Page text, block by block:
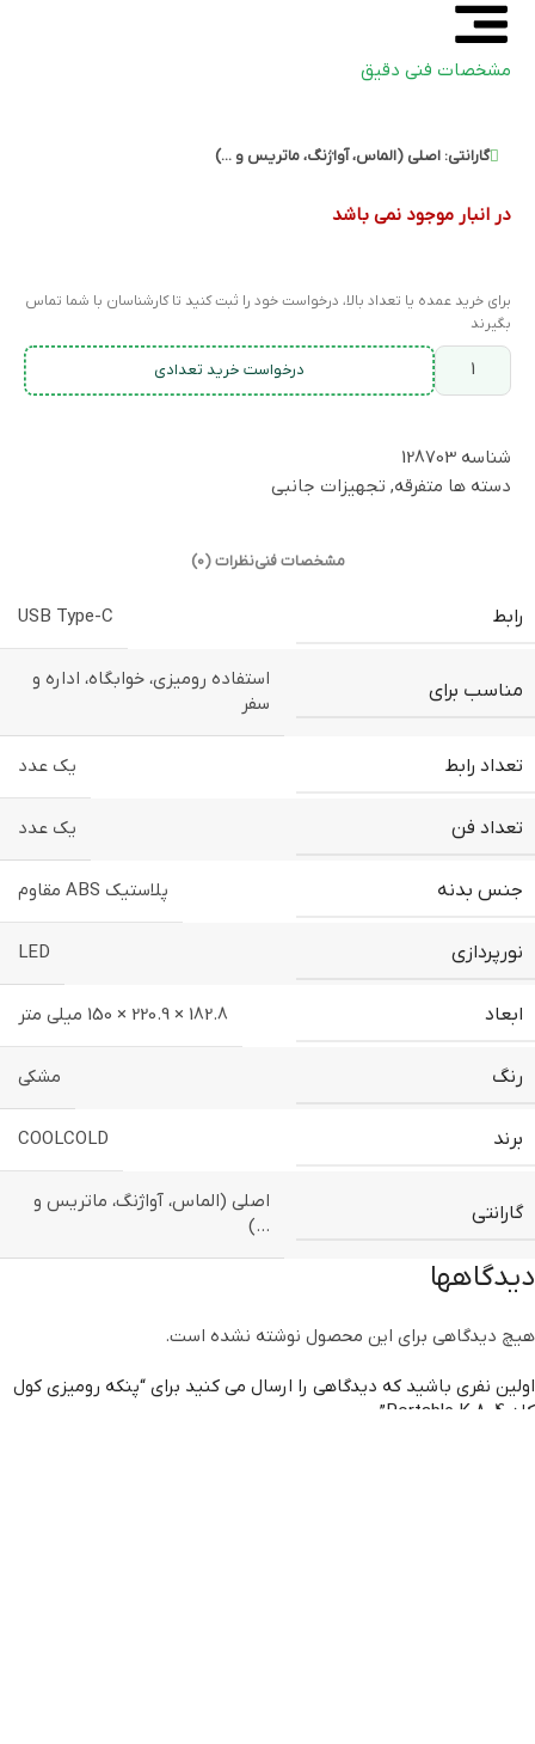
مشخصات فنی دقیق
گارانتی: اصلی (الماس، آواژنگ، ماتریس و ...)
در انبار موجود نمی باشد
برای خرید عمده یا تعداد بالا، درخواست خود را ثبت کنید تا کارشناسان با شما تماس
بگیرند
درخواست خرید تعدادی
شناسه 128703
دسته ها متفرقه, تجهیزات جانبی
مشخصات فنینظرات (0)
رابط USB Type-C
مناسب برای
استفاده رومیزی، خوابگاه، اداره و
سفر
تعداد رابط یک عدد
تعداد فن یک عدد
جنس بدنه پلاستیک ABS مقاوم
نورپردازی LED
ابعاد 182.8 × 220.9 × 150 میلی متر
رنگ مشکی
برند COOLCOLD
گارانتی
اصلی (الماس، آواژنگ، ماتریس و
…)
دیدگاهها
هیچ دیدگاهی برای این محصول نوشته نشده است.
اولین نفری باشید که دیدگاهی را ارسال می کنید برای “پنکه رومیزی کول
کلد Portable K 804”